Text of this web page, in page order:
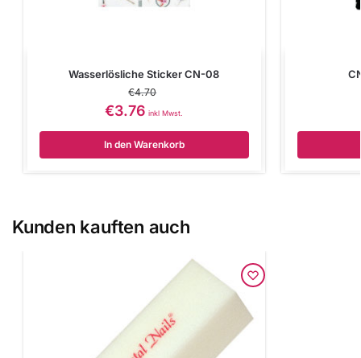
Wasserlösliche Sticker CN-08
€4.70
€3.76 inkl Mwst.
In den Warenkorb
Kunden kauften auch